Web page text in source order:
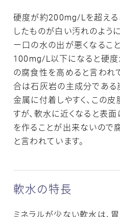
硬度が約200mg/Lを超える
したものが白い汚れのよう
ー口の水の出が悪くなるこ
100mg/L以下になると硬度
の腐食性を高めると言われ
合は石灰岩の主成分であ
金属に付着しやすく、この
すが、軟水に近くなると表
を作ることが出来ないので
と言われています。
軟水の特長
ミネラルが少ない軟水は、